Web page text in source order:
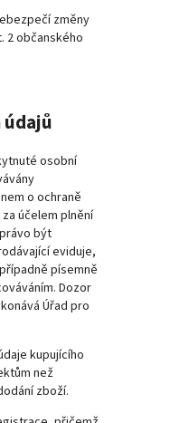
změny
2 občanského
údajů
osobní
o ochraně
účelem plnění
být
eviduje,
písemně
Dozor
Úřad pro
kupujícího
než
zboží.